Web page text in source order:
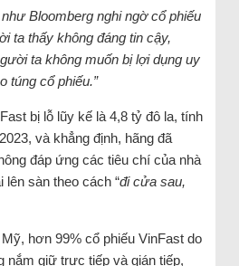
Bloomberg nghi ngờ cổ phiếu
ta thấy không đáng tin cậy,
ta không muốn bị lợi dụng uy
túng cổ phiếu.”
bị lỗ lũy kế là 4,8 tỷ đô la, tính
và khẳng định, hãng đã
đáp ứng các tiêu chí của nhà
sàn theo cách “đi cửa sau,
hơn 99% cổ phiếu VinFast do
nắm giữ trực tiếp và gián tiếp,